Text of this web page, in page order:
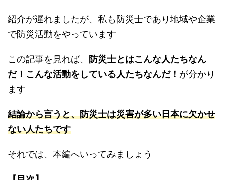
紹介が遅れましたが、私も防災士であり地域や企業
で防災活動をやっています
この記事を見れば、
防災士とはこんな人たちなん
だ！こんな活動をしている人たちなんだ！ が分かり
ます
結論から言うと、防災士は災害が多い日本に欠かせ
ない人たちです
それでは、本編へいってみましょう